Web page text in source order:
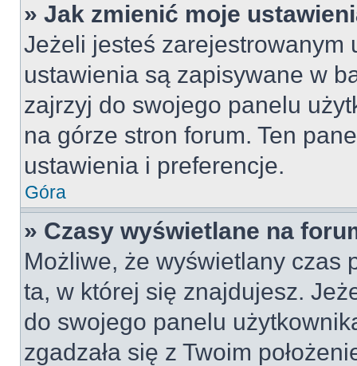
» Jak zmienić moje
Jeżeli jesteś zarejestrowanym
ustawienia są zapisywane w
zajrzyj do swojego panelu
na górze stron forum. Ten
ustawienia i preferencje.
Góra
» Czasy wyświetlane na
Możliwe, że wyświetlany czas
ta, w której się znajdujesz.
do swojego panelu
zgadzała się z Twoim